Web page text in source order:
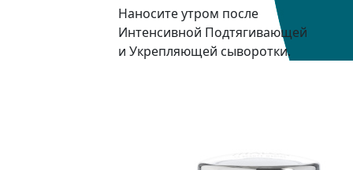
Наносите утром после
Интенсивной Подтягивающей
и Укрепляющей сыворотки.